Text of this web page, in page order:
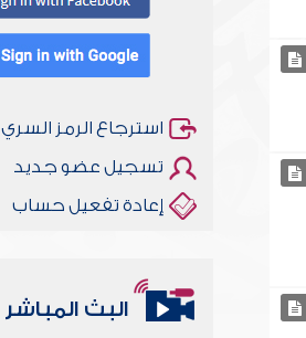
استرجاع الرمز السري
تسجيل عضو جديد
إعادة تفعيل حساب
البث المباشر